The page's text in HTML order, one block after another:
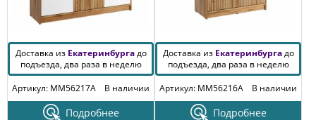
Доставка из Екатеринбургадо
подъезда, два раза в неделю
Артикул: MM56217A
В наличии
Подробнее
Доставка из Екатеринбургадо
подъезда, два раза в неделю
Артикул: MM56216A
В наличии
Подробнее